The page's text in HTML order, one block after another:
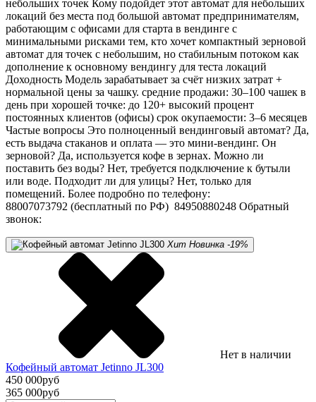
небольших точек Кому подойдет этот автомат для небольших
локаций без места под большой автомат предпринимателям,
работающим с офисами для старта в вендинге с
минимальными рисками тем, кто хочет компактный зерновой
автомат для точек с небольшим, но стабильным потоком как
дополнение к основному вендингу для теста локаций
Доходность Модель зарабатывает за счёт низких затрат +
нормальной цены за чашку. средние продажи: 30–100 чашек в
день при хорошей точке: до 120+ высокий процент
постоянных клиентов (офисы) срок окупаемости: 3–6 месяцев
Частые вопросы Это полноценный вендинговый автомат? Да,
есть выдача стаканов и оплата — это мини-вендинг. Он
зерновой? Да, используется кофе в зернах. Можно ли
поставить без воды? Нет, требуется подключение к бутыли
или воде. Подходит ли для улицы? Нет, только для
помещений. Более подробно по телефону:
88007073792 (бесплатный по РФ) 84950880248 Обратный
звонок:
Хит Новинка -19%
Нет в наличии
Кофейный автомат Jetinno JL300
450 000руб
365 000руб